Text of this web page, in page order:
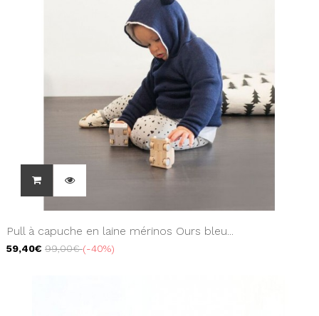
Pull à capuche en laine mérinos Ours bleu...
59,40€ 99,00€ -40%